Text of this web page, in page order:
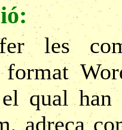
les
qual han
adreça